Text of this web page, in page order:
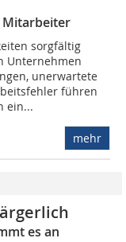
Mitarbeiter
sorgfältig
Unternehmen
unerwartete
führen
ein...
mehr
es an